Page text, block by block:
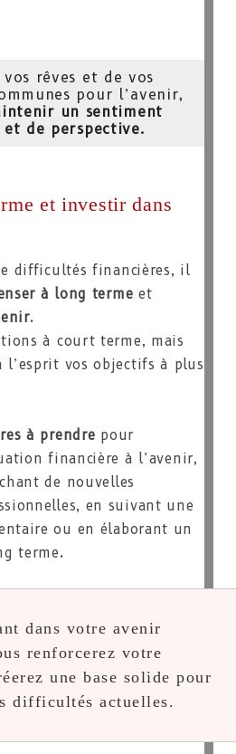
vos rêves et de vos
pour l’avenir,
un sentiment
et de perspective.
et investir dans
difficultés financières, il
à long terme et
.
à court terme, mais
l’esprit vos objectifs à plus
à prendre pour
financière à l’avenir,
de nouvelles
en suivant une
ou en élaborant un
terme.
dans votre avenir
renforcerez votre
une base solide pour
difficultés actuelles.